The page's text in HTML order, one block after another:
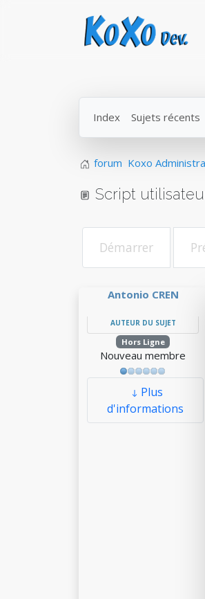
Index Sujets récents
forum Koxo
Script
Démarrer
Antonio CREN
AUTEUR DU SUJET
Hors Ligne
Nouveau membre
Plus
d'informations